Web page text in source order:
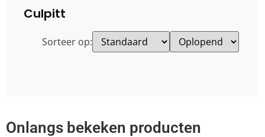
Culpitt
Sorteer op:
Onlangs bekeken producten